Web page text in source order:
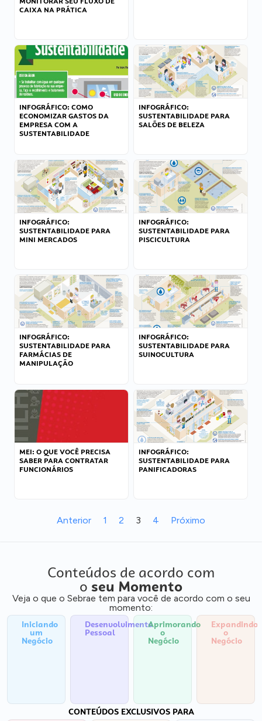
CAIXA NA PRÁTICA
INFOGRÁFICO: COMO
ECONOMIZAR GASTOS DA
EMPRESA COM A
SUSTENTABILIDADE
INFOGRÁFICO:
SUSTENTABILIDADE PARA
SALÕES DE BELEZA
INFOGRÁFICO:
SUSTENTABILIDADE PARA
MINI MERCADOS
INFOGRÁFICO:
SUSTENTABILIDADE PARA
PISCICULTURA
INFOGRÁFICO:
SUSTENTABILIDADE PARA
FARMÁCIAS DE
MANIPULAÇÃO
INFOGRÁFICO:
SUSTENTABILIDADE PARA
SUINOCULTURA
MEI: O QUE VOCÊ PRECISA
SABER PARA CONTRATAR
FUNCIONÁRIOS
INFOGRÁFICO:
SUSTENTABILIDADE PARA
PANIFICADORAS
Anterior 1 2 3 4 Próximo
Conteúdos de acordo com
o seu Momento
Veja o que o Sebrae tem para você de acordo com o seu
momento:
Iniciando
um
Negócio
Desenvolvimento
Pessoal
Aprimorando
o
Negócio
Expandindo
o
Negócio
CONTEÚDOS EXCLUSIVOS PARA